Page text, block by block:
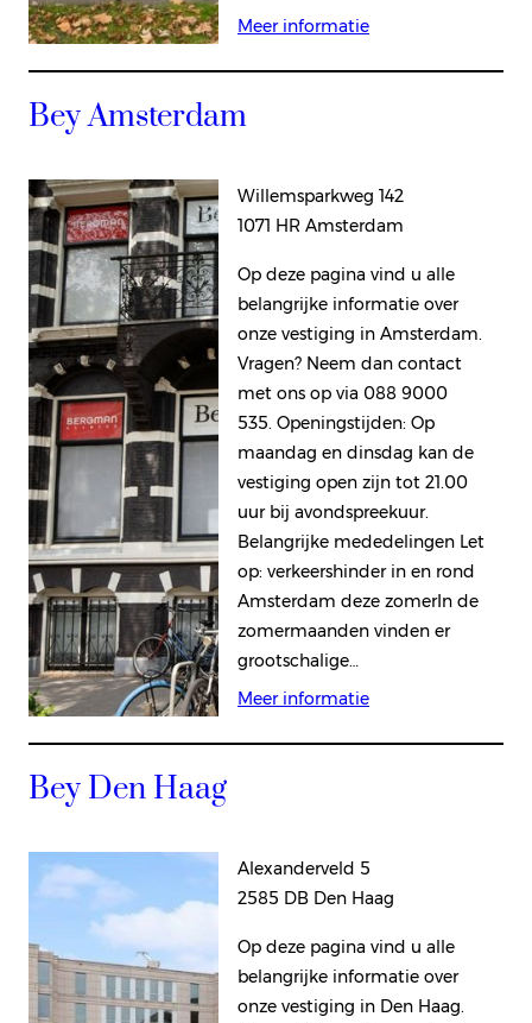
Meer informatie
Bey Amsterdam
Willemsparkweg 142
1071 HR Amsterdam
Op deze pagina vind u alle
belangrijke informatie over
onze vestiging in Amsterdam.
Vragen? Neem dan contact
met ons op via 088 9000
535. Openingstijden: Op
maandag en dinsdag kan de
vestiging open zijn tot 21.00
uur bij avondspreekuur.
Belangrijke mededelingen Let
op: verkeershinder in en rond
Amsterdam deze zomerIn de
zomermaanden vinden er
grootschalige…
Meer informatie
Bey Den Haag
Alexanderveld 5
2585 DB Den Haag
Op deze pagina vind u alle
belangrijke informatie over
onze vestiging in Den Haag.